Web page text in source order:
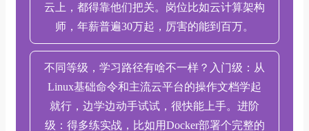
云上，都得靠他们把关。岗位比如云计算架构
师，年薪普遍30万起，厉害的能到百万。
不同等级，学习路径有啥不一样？入门级：从
Linux基础命令和主流云平台的操作文档学起
就行，边学边动手试试，很快能上手。进阶
级：得多练实战，比如用Docker部署个完整的